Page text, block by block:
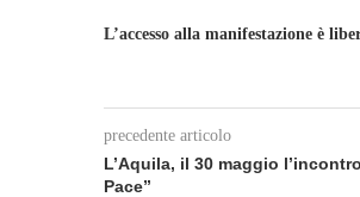
L’accesso alla manifestazione è
precedente articolo
L’Aquila, il 30 maggio
Pace”